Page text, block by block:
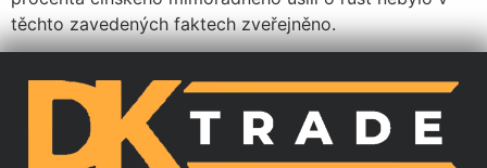
těchto zavedených faktech zveřejněno.